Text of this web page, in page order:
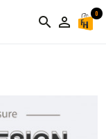
search person_outline
0